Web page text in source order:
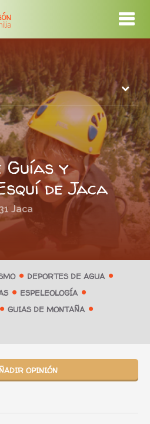
Guías y
de Jaca
Jaca
DEPORTES DE AGUA
ESPELEOLOGÍA
GUIAS DE MONTAÑA
OPINIÓN